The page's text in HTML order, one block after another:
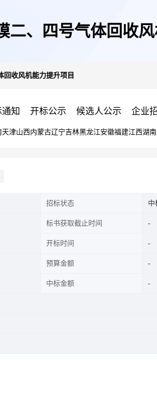
二、四号气体回收
回收风机能力提升项目
知 开标公示 候选人公示 企业
天津山西内蒙古辽宁吉林黑龙江安徽福建江西湖南
招标状态 中
标书获取截止时间
开标时间
预算金额
中标金额